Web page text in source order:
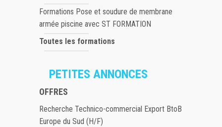
Formations Pose et soudure de membrane
armée piscine avec ST FORMATION
Toutes les formations
PETITES ANNONCES
OFFRES
Recherche Technico-commercial Export BtoB
Europe du Sud (H/F)